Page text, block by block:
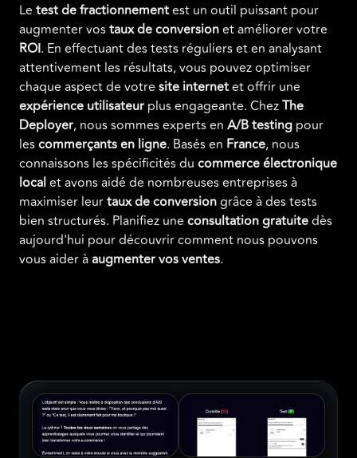
Le test de fractionnementest un outil puissant pour
augmenter vostaux de conversionet améliorer votre
ROI. En effectuant des tests réguliers et en analysant
attentivement les résultats, vous pouvez optimiser
chaque aspect de votre site internetet offrir une
expérience utilisateur plus engageante. ChezThe
Deployer, nous sommes experts en A/B testing pour
lescommerçants en ligne. Basés en France, nous
connaissons les spécificités du commerce électronique
localet avons aidé de nombreuses entreprises à
maximiser leurtaux de conversiongrâce à des tests
bien structurés. Planifiez une consultation gratuitedès
aujourd'hui pour découvrir comment nous pouvons
vous aider àaugmenter vos ventes.